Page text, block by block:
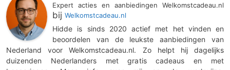
Expert acties en aanbiedingen Welkomstcadeau.nl
bij Welkomstcadeau.nl
Hidde is sinds 2020 actief met het vinden en
beoordelen van de leukste aanbiedingen van
Nederland voor Welkomstcadeau.nl. Zo helpt hij dagelijks
duizenden Nederlanders met gratis cadeaus en met